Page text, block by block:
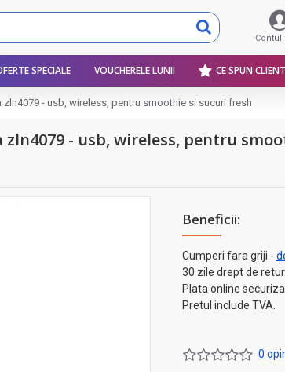
Contul
SPECIALE VOUCHERELE LUNII CE SPUN
- usb, wireless, pentru smoothie si sucuri fresh
- usb, wireless, pentru
Beneficii:
Cumperi fara griji -
30 zile drept de retur.
Plata online
Pretul include TVA.
0